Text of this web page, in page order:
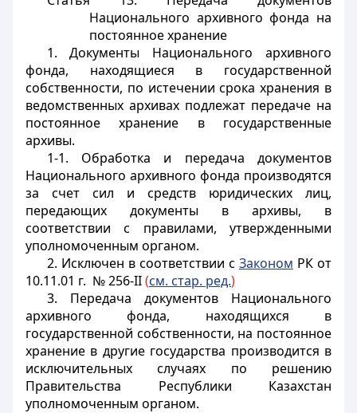
Национального архивного фонда на
постоянное хранение
1. Документы Национального архивного
фонда, находящиеся в государственной
собственности, по истечении срока хранения в
ведомственных архивах подлежат передаче на
постоянное хранение в государственные
архивы.
1-1. Обработка и передача документов
Национального архивного фонда производятся
за счет сил и средств юридических лиц,
передающих документы в архивы, в
соответствии с правилами, утвержденными
уполномоченным органом.
2. Исключен в соответствии с Законом РК от
10.11.01 г. № 256-II(см. стар. ред.)
3. Передача документов Национального
архивного фонда, находящихся в
государственной собственности, на постоянное
хранение в другие государства производится в
исключительных случаях по решению
Правительства Республики Казахстан
уполномоченным органом.